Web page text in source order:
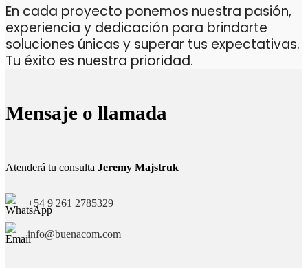
En cada proyecto ponemos nuestra pasión,
experiencia y dedicación para brindarte
soluciones únicas y superar tus expectativas.
Tu éxito es nuestra prioridad.
Mensaje o llamada
Atenderá tu consulta Jeremy Majstruk
+54 9 261 2785329
info@buenacom.com